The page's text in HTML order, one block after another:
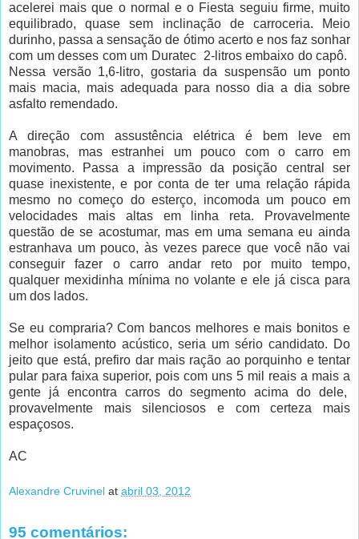
acelerei mais que o normal e o Fiesta seguiu firme, muito
equilibrado, quase sem inclinação de carroceria. Meio
durinho, passa a sensação de ótimo acerto e nos faz sonhar
com um desses com um Duratec 2-litros embaixo do capô.
Nessa versão 1,6-litro, gostaria da suspensão um ponto
mais macia, mais adequada para nosso dia a dia sobre
asfalto remendado.
A direção com assustência elétrica é bem leve em
manobras, mas estranhei um pouco com o carro em
movimento. Passa a impressão da posição central ser
quase inexistente, e por conta de ter uma relação rápida
mesmo no começo do esterço, incomoda um pouco em
velocidades mais altas em linha reta. Provavelmente
questão de se acostumar, mas em uma semana eu ainda
estranhava um pouco, às vezes parece que você não vai
conseguir fazer o carro andar reto por muito tempo,
qualquer mexidinha mínima no volante e ele já cisca para
um dos lados.
Se eu compraria? Com bancos melhores e mais bonitos e
melhor isolamento acústico, seria um sério candidato. Do
jeito que está, prefiro dar mais ração ao porquinho e tentar
pular para faixa superior, pois com uns 5 mil reais a mais a
gente já encontra carros do segmento acima do dele,
provavelmente mais silenciosos e com certeza mais
espaçosos.
AC
Alexandre Cruvinel at abril 03, 2012
95 comentários: